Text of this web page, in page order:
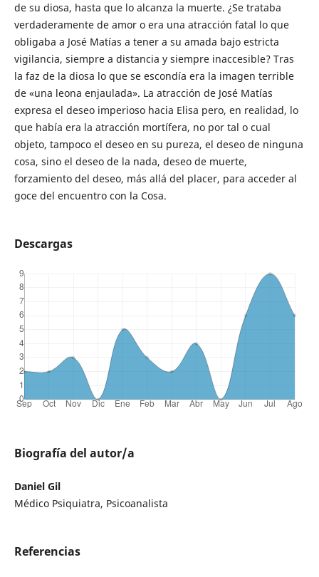
de su diosa, hasta que lo alcanza la muerte. ¿Se trataba
verdaderamente de amor o era una atracción fatal lo que
obligaba a José Matías a tener a su amada bajo estricta
vigilancia, siempre a distancia y siempre inaccesible? Tras
la faz de la diosa lo que se escondía era la imagen terrible
de «una leona enjaulada». La atracción de José Matías
expresa el deseo imperioso hacia Elisa pero, en realidad, lo
que había era la atracción mortífera, no por tal o cual
objeto, tampoco el deseo en su pureza, el deseo de ninguna
cosa, sino el deseo de la nada, deseo de muerte,
forzamiento del deseo, más allá del placer, para acceder al
goce del encuentro con la Cosa.
Descargas
Biografía del autor/a
Daniel Gil
Médico Psiquiatra, Psicoanalista
Referencias